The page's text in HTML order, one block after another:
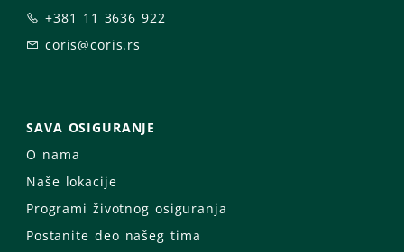
+381 11 3636 922
coris@coris.rs
SAVA OSIGURANJE
O nama
Naše lokacije
Programi životnog osiguranja
Postanite deo našeg tima